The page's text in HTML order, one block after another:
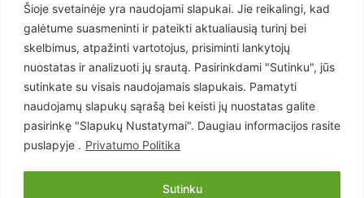
Šioje svetainėje yra naudojami slapukai. Jie reikalingi, kad
galėtume suasmeninti ir pateikti aktualiausią turinį bei
skelbimus, atpažinti vartotojus, prisiminti lankytojų
nuostatas ir analizuoti jų srautą. Pasirinkdami "Sutinku", jūs
sutinkate su visais naudojamais slapukais. Pamatyti
naudojamų slapukų sąrašą bei keisti jų nuostatas galite
pasirinkę "Slapukų Nustatymai". Daugiau informacijos rasite
puslapyje . Privatumo Politika
Sutinku
Teisėsauga
1497
Aktualu
Lietuva
619
Pasaulis
Статьи на русском
Articles in english